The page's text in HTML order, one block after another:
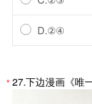
D.②④
*27.下边漫画《唯